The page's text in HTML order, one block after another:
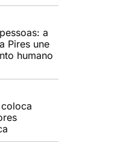
a
Pires une
humano